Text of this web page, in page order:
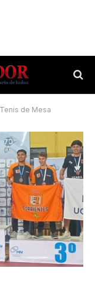
de Mesa